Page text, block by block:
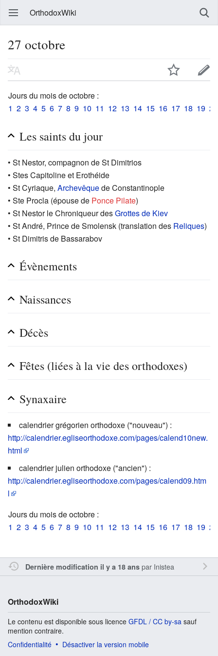
OrthodoxWiki
27 octobre
Jours du mois de octobre :
1 2 3 4 5 6 7 8 9 10 11 12 13 14 15 16 17 18 19 20
Les saints du jour
• St Nestor, compagnon de St Dimitrios
• Stes Capitoline et Erothéide
• St Cyriaque, Archevêquede Constantinople
• Ste Procla (épouse de Ponce Pilate)
• St Nestor le Chroniqueur desGrottes de Kiev
• St André, Prince de Smolensk (translation des Reliques)
• St Dimitris de Bassarabov
Évènements
Naissances
Décès
Fêtes (liées à la vie des orthodoxes)
Synaxaire
calendrier grégorien orthodoxe ("nouveau") :
http://calendrier.egliseorthodoxe.com/pages/calend10new.
html
calendrier julien orthodoxe ("ancien") :
http://calendrier.egliseorthodoxe.com/pages/calend09.htm
l
Jours du mois de octobre :
1 2 3 4 5 6 7 8 9 10 11 12 13 14 15 16 17 18 19 20
Dernière modification il y a 18 anspar Inistea
OrthodoxWiki
Le contenu est disponible sous licence GFDL / CC by-sa sauf
mention contraire.
Confidentialité
Désactiver la version mobile